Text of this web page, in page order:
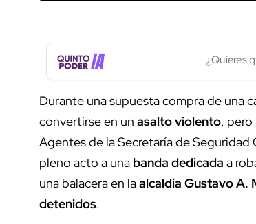
¿Quieres
Durante una supuesta compra de una
convertirse en un asalto violento,
Agentes de la Secretaría de
pleno acto a una banda dedicada a
una balacera en laalcaldía Gustavo A.
detenidos.